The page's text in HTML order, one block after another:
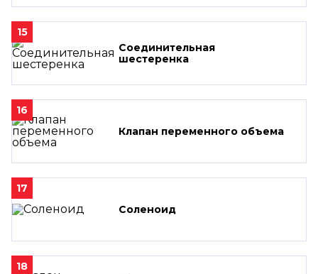
15
Соединительная
шестеренка
16
Клапан переменного объема
17
Соленоид
18